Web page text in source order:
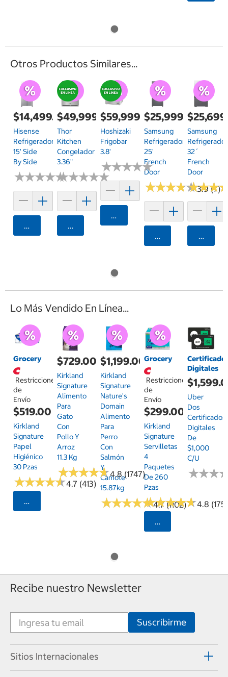
Otros Productos Similares...
$14,499.00
Hisense
Refrigerador
15' Side
By Side
★★★★★
★★★★★
Agregar
$49,999.00
Thor
Kitchen
Congelador
3.36"
★★★★★
★★★★★
Agregar
$59,999.00
Hoshizaki
Frigobar
3.8'
★★★★★
★★★★★
Agregar
$25,999.00
Samsung
Refrigerador
25'
French
Door
★★★★★
★★★★★3.9 (7)
Agregar
Samsung
Refrigerador
32´
French
Door
★★★
★★★
Lo Más Vendido En Línea...
Grocery
Restricciones
de
Envío
$519.00
Kirkland
Signature
Papel
Higiénico
30 Pzas
★★★★★
★★★★★4.7 (413)
Seleccionar Código Postal
$729.00
Kirkland
Signature
Alimento
Para
Gato
Con
Pollo Y
Arroz
11.3 Kg
★★★★★
★★★★★4.8 (1747)
$1,199.00
Kirkland
Signature
Nature's
Domain
Alimento
Para
Perro
Con
Salmón
Y
Camote
15.87kg
★★★★★
★★★★★4.7 (1102)
Grocery
Restricciones
de
Envío
$299.00
Kirkland
Signature
Servilletas
4
Paquetes
De 260
Pzas
★★★★★
★★★★★4.8 (175)
Seleccionar
Digitales
Uber
Dos
Certificados
Digitales
De
$1,000
C/u
★★★
★★★
Recibe nuestro Newsletter
Sitios Internacionales